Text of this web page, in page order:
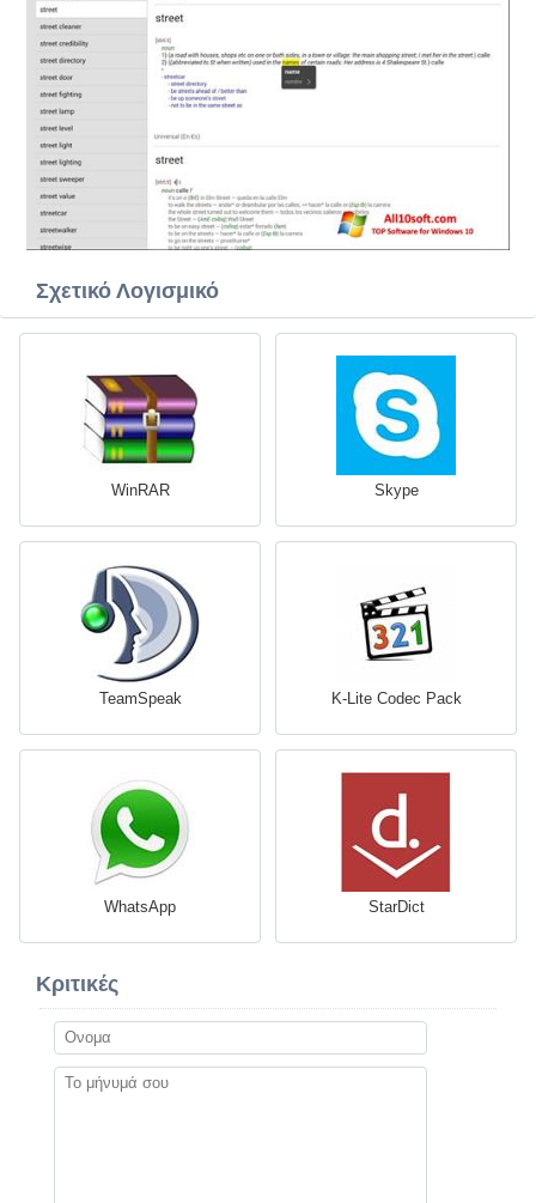
Σχετικό Λογισμικό
WinRAR Skype
TeamSpeak K-Lite Codec Pack
WhatsApp StarDict
Κριτικές